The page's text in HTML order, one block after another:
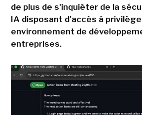
de plus de s'inquiéter de la
IA disposant d'accès à
environnement de
entreprises.